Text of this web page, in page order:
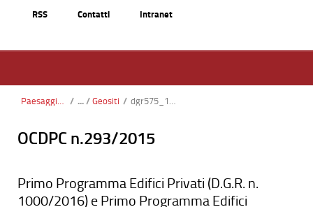
RSS Contatti Intranet
Paesaggio, Territorio, Urbanistica / Geositi / dgr575_19-06-24.pdf
OCDPC n.293/2015
Primo Programma Edifici Privati (D.G.R. n.
1000/2016) e Primo Programma Edifici